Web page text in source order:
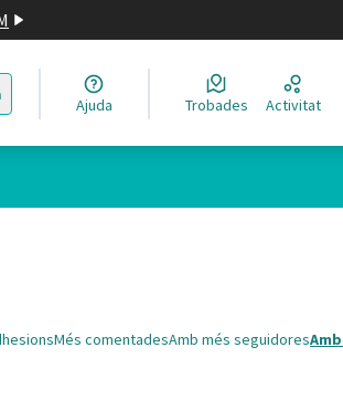
Elegir el idioma
Ajuda Trobades Activitat
Més comentadesAmb més seguidores